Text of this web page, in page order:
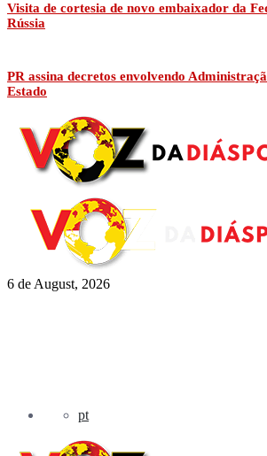
Visita de cortesia de novo embaixador da
Rússia
PR assina decretos envolvendo
Estado
6 de August, 2026
pt